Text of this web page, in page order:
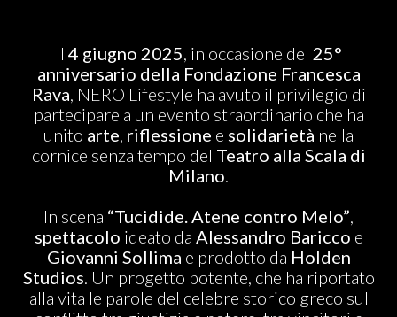
ABOUT US
Il 4 giugno 2025, in occasione del 25°
anniversario della Fondazione Francesca
Rava, NERO Lifestyle ha avuto il privilegio di
partecipare a un evento straordinario che ha
unito arte, riflessione e solidarietà nella
cornice senza tempo del Teatro alla Scala di
Milano.
In scena “Tucidide. Atene contro Melo”,
spettacolo ideato da Alessandro Baricco e
Giovanni Sollima e prodotto da Holden
Studios. Un progetto potente, che ha riportato
alla vita le parole del celebre storico greco sul